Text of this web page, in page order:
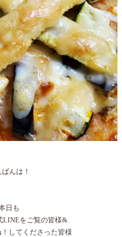
ばんは！
日も
LINEをご覧の皆様&
してくださった皆様